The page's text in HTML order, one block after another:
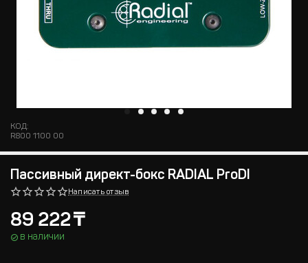
КОД:
R800 1100 00
Пассивный директ-бокс RADIAL ProDl
Написать отзыв
89 222₸
в наличии